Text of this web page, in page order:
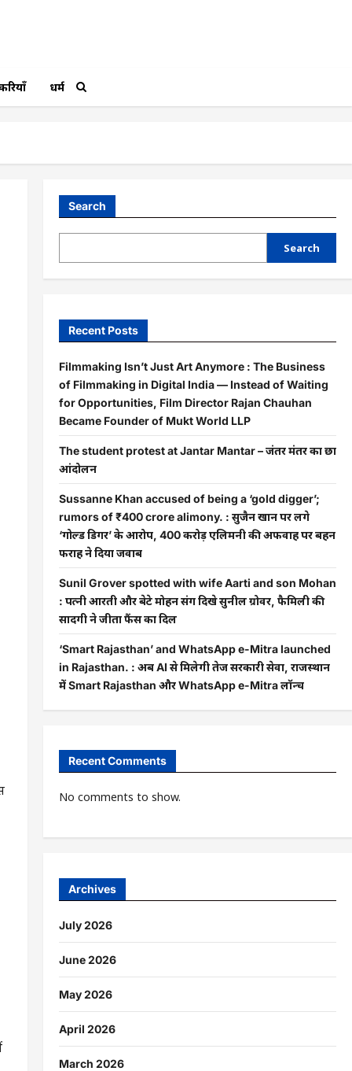
धर्म
Search
Search
Recent Posts
Filmmaking Isn’t Just Art Anymore : The Business
of Filmmaking in Digital India — Instead of Waiting
for Opportunities, Film Director Rajan Chauhan
Became Founder of Mukt World LLP
The student protest at Jantar Mantar – जंतर मंतर का छात्र
आंदोलन
Sussanne Khan accused of being a ‘gold digger’;
rumors of ₹400 crore alimony. : सुजैन खान पर लगे
‘गोल्ड डिगर’ के आरोप, 400 करोड़ एलिमनी की अफवाह पर बहन
फराह ने दिया जवाब
Sunil Grover spotted with wife Aarti and son Mohan
: पत्नी आरती और बेटे मोहन संग दिखे सुनील ग्रोवर, फैमिली की
सादगी ने जीता फैंस का दिल
‘Smart Rajasthan’ and WhatsApp e-Mitra launched
in Rajasthan. : अब AI से मिलेगी तेज सरकारी सेवा, राजस्थान
में Smart Rajasthan और WhatsApp e-Mitra लॉन्च
Recent Comments
No comments to show.
Archives
July 2026
June 2026
May 2026
April 2026
March 2026